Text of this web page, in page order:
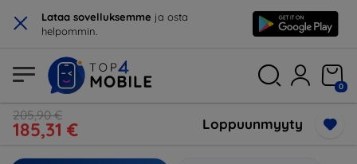
× Lataa sovelluksemme ja osta
helpommin.
0
205,90 €
185,31 € Loppuunmyyty